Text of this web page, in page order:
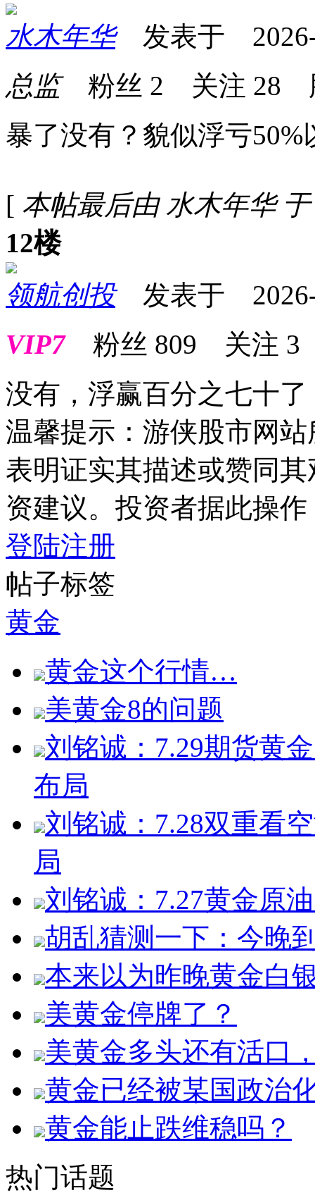
水木年华发表于 2026-
总监粉丝 2 关注 28
暴了没有？貌似浮亏50%
[ 本帖最后由 水木年华
12楼
领航创投发表于 2026-
VIP7粉丝 809 关注 3
没有，浮赢百分之七十了
温馨提示：游侠股市网
表明证实其描述或赞同
资建议。投资者据此操
登陆注册
帖子标签
黄金
黄金这个行情…
美黄金8的问题
刘铭诚：7.29期货黄
布局
刘铭诚：7.28双重看
局
刘铭诚：7.27黄金原
胡乱猜测一下：今晚
本来以为昨晚黄金白
美黄金停牌了？
美黄金多头还有活口
黄金已经被某国政治
黄金能止跌维稳吗？
热门话题